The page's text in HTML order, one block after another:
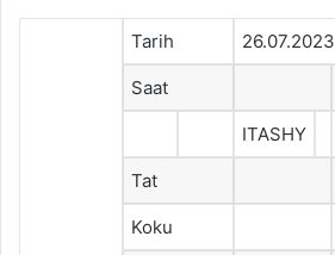
Tarih 26.07.2023
Saat
ITASHY
Tat
Koku